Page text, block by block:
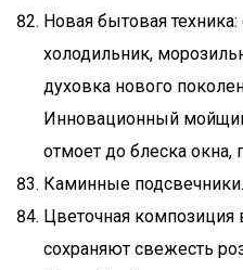
Новая бытовая
холодильник,
духовка нового
Инновационный
отмоет до блеска окна,
Каминные подсвечники.
Цветочная композиция
сохраняют свежесть